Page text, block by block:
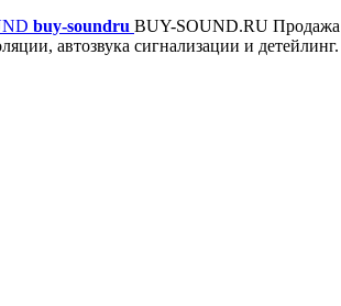
buy-soundru BUY-SOUND.RU Продажа
автозвука сигнализации и детейлинг.